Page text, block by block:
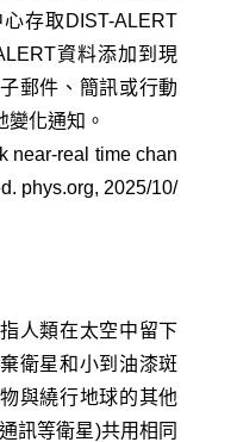
存取DIST-ALERT
資料添加到現
郵件、簡訊或行動
變化通知。
near-real time chan
phys.org, 2025/10/
人類在太空中留下
衛星和小到油漆斑
與繞行地球的其他
訊等衛星)共用相同